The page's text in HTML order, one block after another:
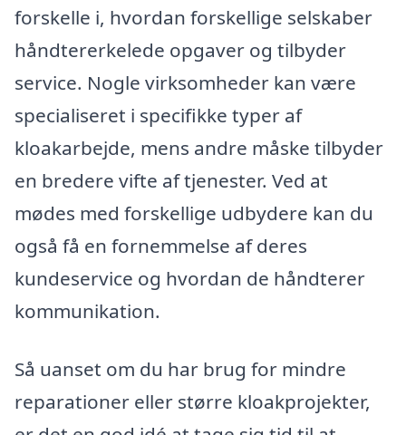
forskelle i, hvordan forskellige selskaber
håndtererkelede opgaver og tilbyder
service. Nogle virksomheder kan være
specialiseret i specifikke typer af
kloakarbejde, mens andre måske tilbyder
en bredere vifte af tjenester. Ved at
mødes med forskellige udbydere kan du
også få en fornemmelse af deres
kundeservice og hvordan de håndterer
kommunikation.
Så uanset om du har brug for mindre
reparationer eller større kloakprojekter,